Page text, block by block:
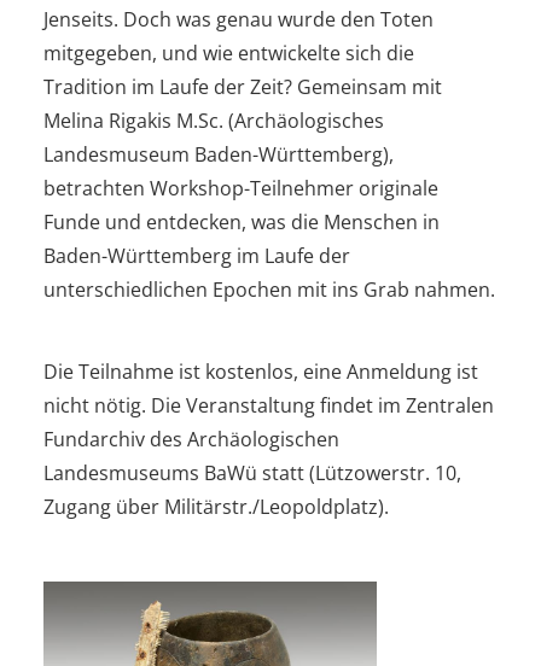
Jenseits. Doch was genau wurde den Toten
mitgegeben, und wie entwickelte sich die
Tradition im Laufe der Zeit? Gemeinsam mit
Melina Rigakis M.Sc. (Archäologisches
Landesmuseum Baden-Württemberg),
betrachten Workshop-Teilnehmer originale
Funde und entdecken, was die Menschen in
Baden-Württemberg im Laufe der
unterschiedlichen Epochen mit ins Grab nahmen.
Die Teilnahme ist kostenlos, eine Anmeldung ist
nicht nötig. Die Veranstaltung findet im Zentralen
Fundarchiv des Archäologischen
Landesmuseums BaWü statt (Lützowerstr. 10,
Zugang über Militärstr./Leopoldplatz).